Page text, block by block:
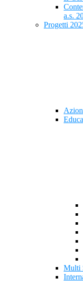
a.s.
Progetti
Multi